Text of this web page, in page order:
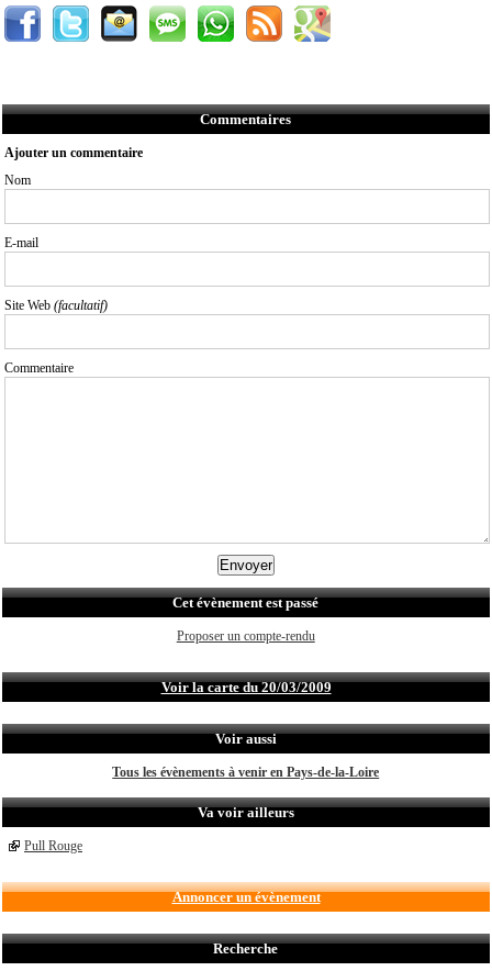
Commentaires
Ajouter un commentaire
Nom
E-mail
Site Web (facultatif)
Commentaire
Cet évènement est passé
Proposer un compte-rendu
Voir la carte du 20/03/2009
Voir aussi
Tous les évènements à venir en Pays-de-la-Loire
Va voir ailleurs
Pull Rouge
Annoncer un évènement
Recherche